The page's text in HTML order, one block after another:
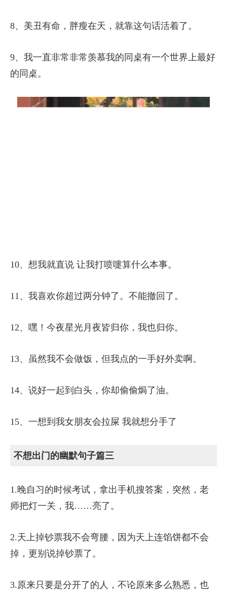
8、美丑有命，胖瘦在天，就靠这句话活着了。
9、我一直非常非常羡慕我的同桌有一个世界上最好
的同桌。
10、想我就直说 让我打喷嚏算什么本事。
11、我喜欢你超过两分钟了。不能撤回了。
12、嘿！今夜星光月夜皆归你，我也归你。
13、虽然我不会做饭，但我点的一手好外卖啊。
14、说好一起到白头，你却偷偷焗了油。
15、一想到我女朋友会拉屎 我就想分手了
不想出门的幽默句子篇三
1.晚自习的时候考试，拿出手机搜答案，突然，老
师把灯一关，我……亮了。
2.天上掉钞票我不会弯腰，因为天上连馅饼都不会
掉，更别说掉钞票了。
3.原来只要是分开了的人，不论原来多么熟悉，也